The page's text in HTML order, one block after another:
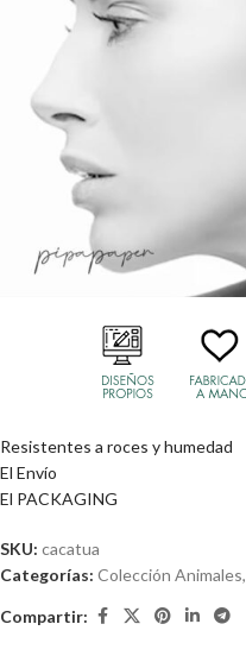
Resistentes a roces y humedad
El Envío
El PACKAGING
SKU: cacatua
Categorías: Colección Animales,
Compartir: